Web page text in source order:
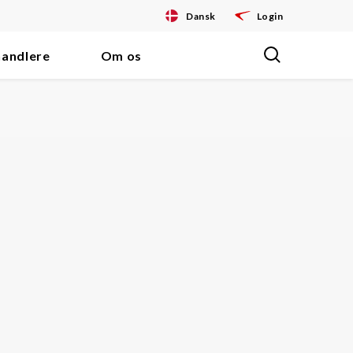
Dansk Login
Om os